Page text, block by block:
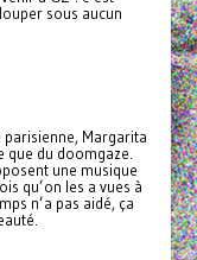
sous aucun
Margarita
que du doomgaze.
une musique
qu’on les a vues à
n’a pas aidé, ça